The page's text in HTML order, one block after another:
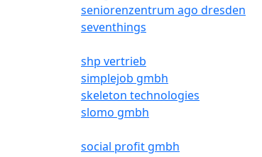
seniorenzentrum ago dresden
seventhings
shp vertrieb
simplejob gmbh
skeleton technologies
slomo gmbh
social profit gmbh